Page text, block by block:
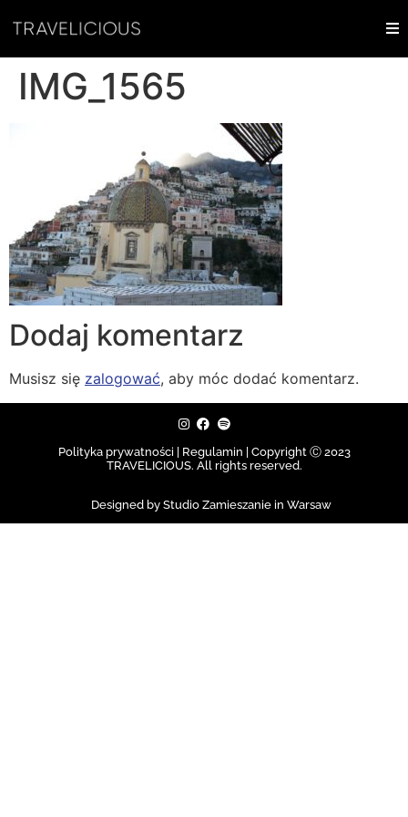
IMG_1565
Dodaj komentarz
Musisz się zalogować, aby móc dodać komentarz.
Polityka prywatności | Regulamin | Copyright Ⓒ 2023
TRAVELICIOUS. All rights reserved.
Designed by Studio Zamieszanie in Warsaw